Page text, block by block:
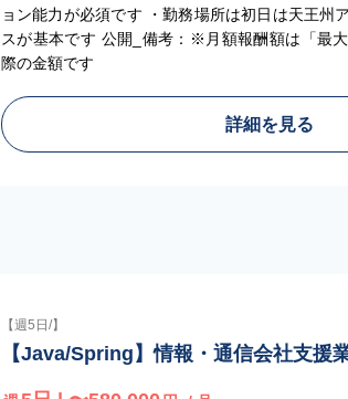
ョン能力が必須です ・勤務場所は初日は天王州
スが基本です 公開_備考：※月額報酬額は「最
際の金額です
詳細を見る
【週5日/】
【Java/Spring】情報・通信会社支援